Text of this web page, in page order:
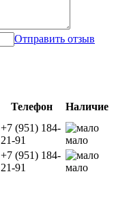
Отправить отзыв
Телефон
Наличие
+7 (951) 184-
21-91
мало
+7 (951) 184-
21-91
мало